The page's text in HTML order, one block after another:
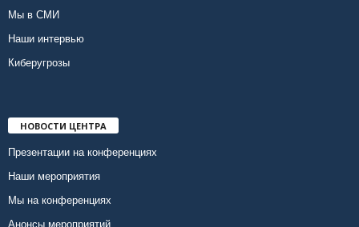
Мы в СМИ
Наши интервью
Киберугрозы
НОВОСТИ ЦЕНТРА
Презентации на конференциях
Наши мероприятия
Мы на конференциях
Анонсы мероприятий